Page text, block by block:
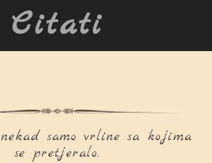
Citati
samo vrline sa kojima
se pretjeralo.